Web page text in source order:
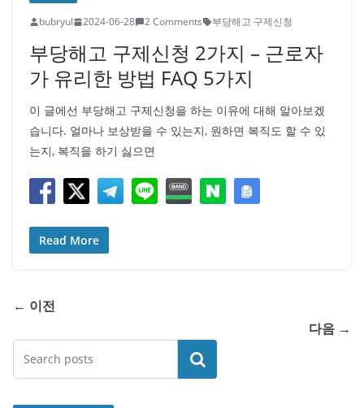
bubryul 2024-06-28 2 Comments 부당해고 구제신청
부당해고 구제신청 2가지 – 근로자
가 유리한 방법 FAQ 5가지
이 글에선 부당해고 구제신청을 하는 이유에 대해 알아보겠
습니다. 얼마나 보상받을 수 있는지, 원하면 복직도 할 수 있
는지, 복직을 하기 싫으면
Read More
← 이전
다음 →
검색